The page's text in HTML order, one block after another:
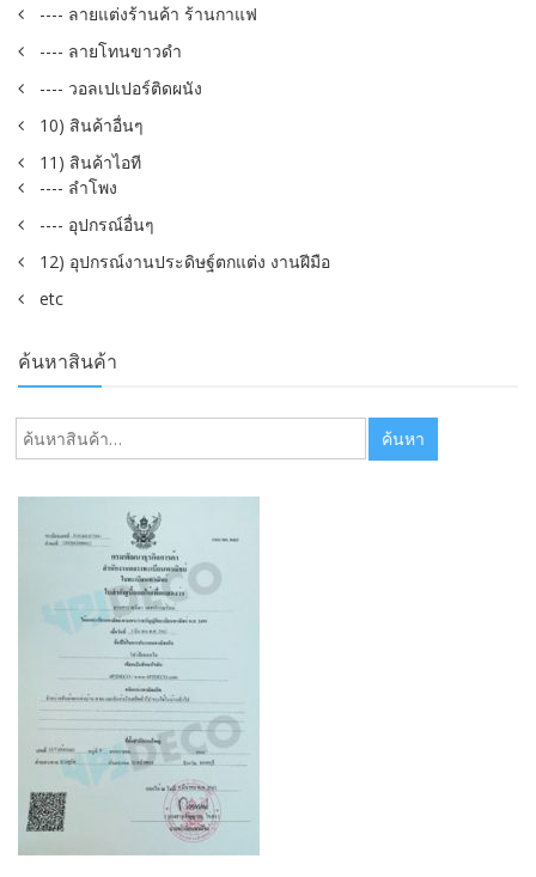
---- ลายแต่งร้านค้า ร้านกาแฟ
---- ลายโทนขาวดำ
---- วอลเปเปอร์ติดผนัง
10) สินค้าอื่นๆ
11) สินค้าไอที
---- ลำโพง
---- อุปกรณ์อื่นๆ
12) อุปกรณ์งานประดิษฐ์ตกแต่ง งานฝีมือ
etc
ค้นหาสินค้า
ค้นหา: ค้นหา